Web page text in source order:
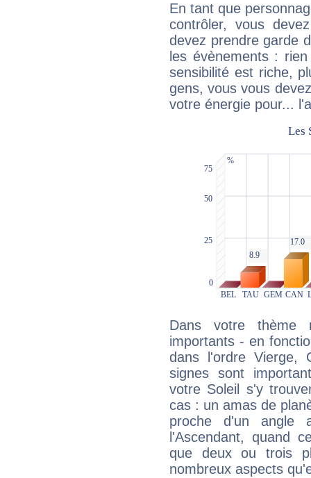
En tant que
contrôler, vous
devez prendre garde
les évènements :
sensibilité est riche,
gens, vous vous
votre énergie pour...
Dans votre thème
importants - en
dans l'ordre Vierge,
signes sont
votre Soleil s'y
cas : un amas de
proche d'un
l'Ascendant, quand
que deux ou trois
nombreux aspects